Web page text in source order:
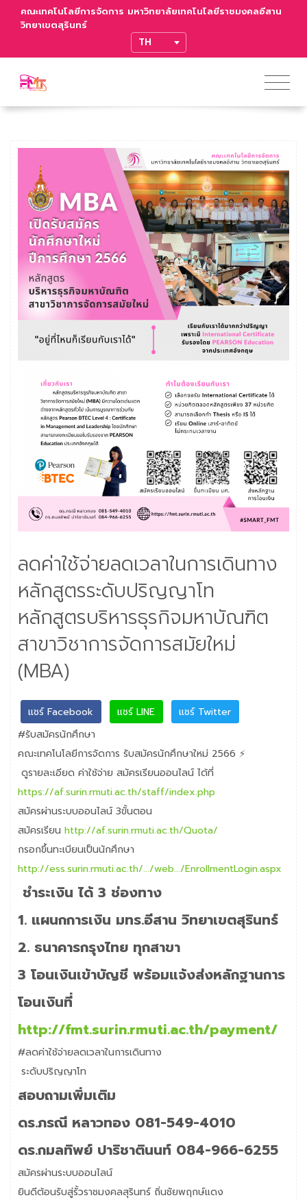
คณะเทคโนโลยีการจัดการ มหาวิทยาลัยเทคโนโลยีราชมงคลอีสาน
วิทยาเขตสุรินทร์
TRANSLATE
ลดค่าใช้จ่ายลดเวลาในการเดินทาง
หลักสูตรระดับปริญญาโท
หลักสูตรบริหารธุรกิจมหาบัณฑิต
สาขาวิชาการจัดการสมัยใหม่
(MBA)
แชร์ Facebook แชร์ LINE
แชร์ Twitter
#รับสมัครนักศึกษา
คณะเทคโนโลยีการจัดการ รับสมัครนักศึกษาใหม่ 2566 ⚡
ดูรายละเอียด ค่าใช้จ่าย สมัครเรียนออนไลน์ ได้ที่
https://af.surin.rmuti.ac.th/staff/index.php
สมัครผ่านระบบออนไลน์ 3ขั้นตอน
สมัครเรียน http://af.surin.rmuti.ac.th/Quota/
กรอกขึ้นทะเบียนเป็นนักศึกษา
http://ess.surin.rmuti.ac.th/.../web.../EnrollmentLogin.aspx
ชำระเงิน ได้ 3 ช่องทาง
1. แผนกการเงิน มทร.อีสาน วิทยาเขตสุรินทร์
2. ธนาคารกรุงไทย ทุกสาขา
3 โอนเงินเข้าบัญชี พร้อมแจ้งส่งหลักฐานการ
โอนเงินที่
http://fmt.surin.rmuti.ac.th/payment/
#ลดค่าใช้จ่ายลดเวลาในการเดินทาง
ระดับปริญญาโท
สอบถามเพิ่มเติม
ดร.ภรณี หลาวทอง 081-549-4010
ดร.กมลทิพย์ ปาริชาตินนท์ 084-966-6255
สมัครผ่านระบบออนไลน์
ยินดีต้อนรับสู่รั้วราชมงคลสุรินทร์ ถิ่นชัยพฤกษ์แดง